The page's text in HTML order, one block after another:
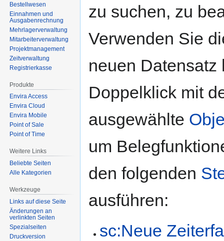
zu suchen, zu
Verwenden Sie
neuen
Doppelklick mit
ausgewählte
um
den folgenden
ausführen:
sc:Neue
Bestellwesen
Einnahmen und
Ausgabenrechnung
Mehrlagerverwaltung
Mitarbeiterverwaltung
Projektmanagement
Zeitverwaltung
Registrierkasse
Produkte
Envira Access
Envira Cloud
Envira Mobile
Point of Sale
Point of Time
Weitere Links
Beliebte Seiten
Alle Kategorien
Werkzeuge
Links auf diese Seite
Änderungen an
verlinkten Seiten
Spezialseiten
Druckversion